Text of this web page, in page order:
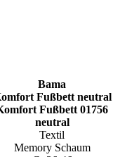
Bama
Fußbett neutral
Fußbett 01756
neutral
Textil
Memory Schaum